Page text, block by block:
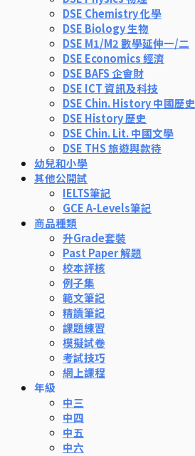
DSE Chemistry 化學
DSE Biology 生物
DSE M1/M2 數學延伸一/二
DSE Economics 經濟
DSE BAFS 企會財
DSE ICT 資訊及科技
DSE Chin. History 中國歷史
DSE History 歷史
DSE Chin. Lit. 中國文學
DSE THS 旅遊與款待
幼兒和小學
其他公開試
IELTS筆記
GCE A-Levels筆記
商品種類
升Grade套裝
Past Paper 解題
校本評核
例子集
範文筆記
精讀筆記
課題練習
模擬試卷
考試技巧
網上課程
年級
中三
中四
中五
中六